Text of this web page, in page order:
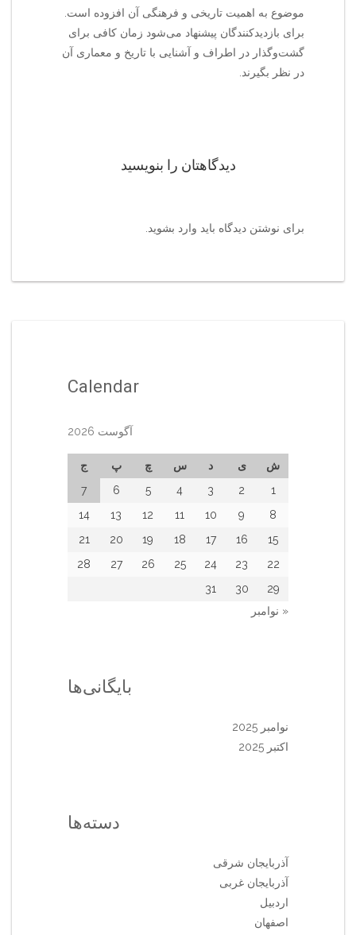
موضوع به اهمیت تاریخی و فرهنگی آن افزوده است.
برای بازدیدکنندگان پیشنهاد می‌شود زمان کافی برای
گشت‌وگذار در اطراف و آشنایی با تاریخ و معماری آن
در نظر بگیرند.
دیدگاهتان را بنویسید
برای نوشتن دیدگاه باید وارد بشوید
Calendar
آگوست 2026
ش ی د س چ پ
ج
1
2
3
4
5
6
7
8
9
10
11
12
13
14
15
16
17
18
19
20
21
22
23
24
25
26
27
28
29
30
31
« نوامبر
بایگانی‌ها
نوامبر 2025
اکتبر 2025
دسته‌ها
آذربایجان شرقی
آذربایجان غربی
اردبیل
اصفهان